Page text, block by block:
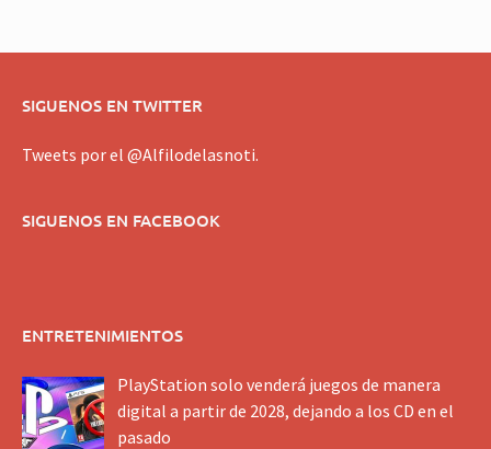
SIGUENOS EN TWITTER
Tweets por el @Alfilodelasnoti.
SIGUENOS EN FACEBOOK
ENTRETENIMIENTOS
PlayStation solo venderá juegos de manera
digital a partir de 2028, dejando a los CD en el
pasado